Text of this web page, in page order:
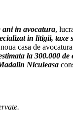
ani in avocatura,
in litigii, taxe
casa de
la 300.000 de
Niculeasa